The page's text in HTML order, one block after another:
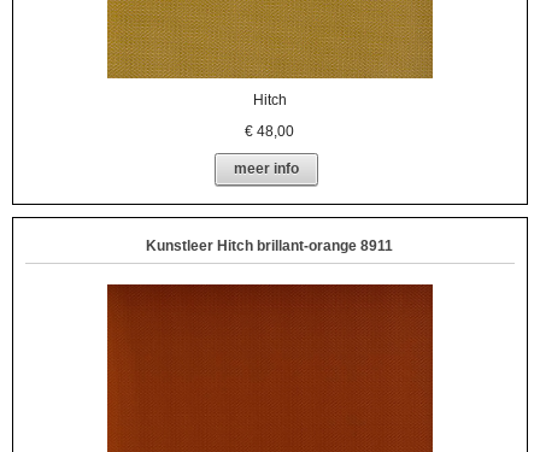
Hitch
€48,00
meer info
Kunstleer Hitch brillant-orange 8911